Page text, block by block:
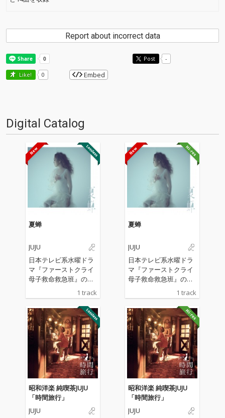
Report about incorrect data
Post -
Like! 0 Embed
Digital Catalog
夏蝉
JUJU
日本テレビ系水曜ドラ
マ『ファーストクライ
母子救命救急班』の主
1 track
夏蝉
JUJU
日本テレビ系水曜ドラ
マ『ファーストクライ
母子救命救急班』の主
1 track
昭和洋楽 純喫茶JUJU
「時間旅行」
JUJU
昭和洋楽 純喫茶JUJU
「時間旅行」
JUJU